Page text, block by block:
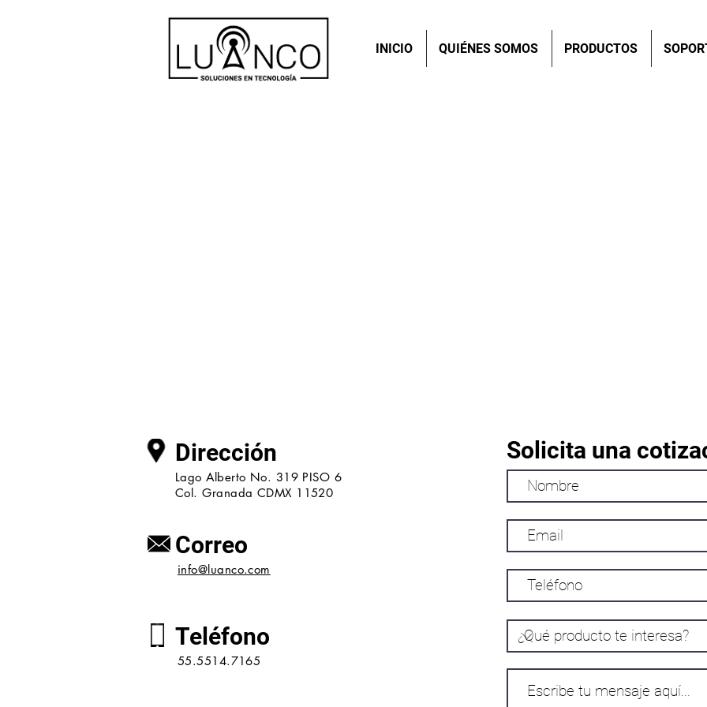
INICIO QUIÉNES SOMOS PRODUCTOS
Dirección
Lago Alberto No. 319 PISO 6
Col. Granada CDMX 11520
Correo
info@luanco.com
Teléfono
55.5514.7165
Solicita una